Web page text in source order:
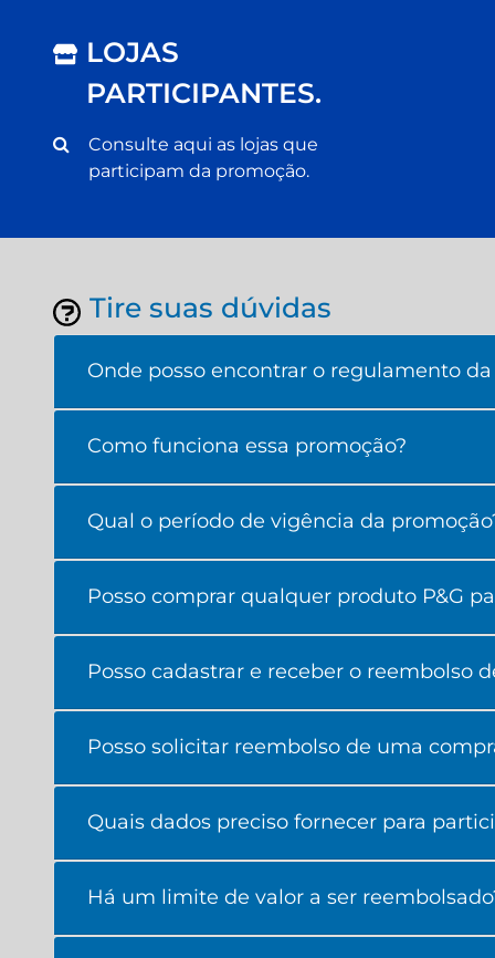
LOJAS
PARTICIPANTES.
Consulte aqui as lojas que
participam da promoção.
Tire suas dúvidas
Onde posso encontrar o regulamento
Como funciona essa promoção?
Qual o período de vigência da
Posso comprar qualquer produto P&G
Posso cadastrar e receber o reembolso
Posso solicitar reembolso de uma
Quais dados preciso fornecer para
Há um limite de valor a ser